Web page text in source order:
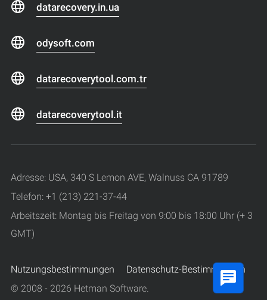
datarecovery.in.ua
odysoft.com
datarecoverytool.com.tr
datarecoverytool.it
Adresse: USA, 340 S Lemon AVE, Walnuss CA 91789
Telefon: +1 (213) 221-37-44
Arbeitszeit: Montag bis Freitag von 9:00 bis 18:00 Uhr (+ 3
GMT)
Nutzungsbestimmungen
Datenschutz-Bestimmungen
© 2008 - 2026 Hetman Software.